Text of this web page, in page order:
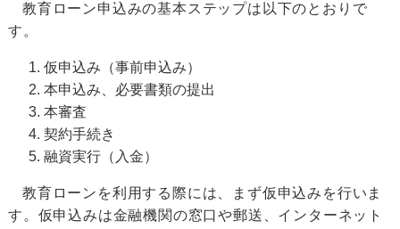
教育ローン申込みの基本ステップは以下のとおりで
す。
仮申込み（事前申込み）
本申込み、必要書類の提出
本審査
契約手続き
融資実行（入金）
教育ローンを利用する際には、まず仮申込みを行いま
す。仮申込みは金融機関の窓口や郵送、インターネット